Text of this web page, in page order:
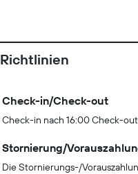
Richtlinien
Check-in/Check-out
Check-in nach 16:00 Check-
Stornierung/
Die Stornierungs-/